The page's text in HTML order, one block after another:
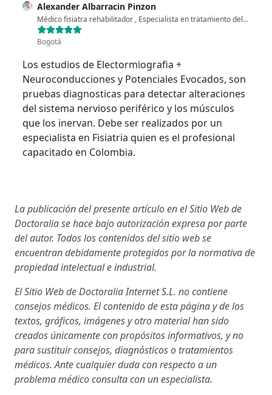
Alexander Albarracin Pinzon
Médico fisiatra rehabilitador , Especialista en tratamiento del dolor , Terapeuta complementario
Bogotá
Los estudios de Electormiografia +
Neuroconducciones y Potenciales Evocados, son
pruebas diagnosticas para detectar alteraciones
del sistema nervioso periférico y los músculos
que los inervan. Debe ser realizados por un
especialista en Fisiatria quien es el profesional
capacitado en Colombia.
La publicación del presente artículo en el Sitio Web de
Doctoralia se hace bajo autorización expresa por parte
del autor. Todos los contenidos del sitio web se
encuentran debidamente protegidos por la normativa de
propiedad intelectual e industrial.
El Sitio Web de Doctoralia Internet S.L. no contiene
consejos médicos. El contenido de esta página y de los
textos, gráficos, imágenes y otro material han sido
creados únicamente con propósitos informativos, y no
para sustituir consejos, diagnósticos o tratamientos
médicos. Ante cualquier duda con respecto a un
problema médico consulta con un especialista.